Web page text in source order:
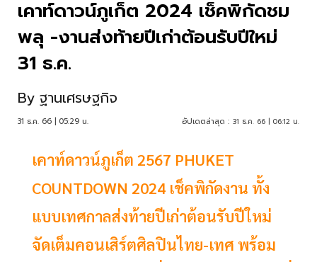
เคาท์ดาวน์ภูเก็ต 2024 เช็คพิกัดชม
พลุ -งานส่งท้ายปีเก่าต้อนรับปีใหม่
31 ธ.ค.
By ฐานเศรษฐกิจ
31 ธ.ค. 66 | 05:29 น. อัปเดตล่าสุด : 31 ธ.ค. 66 | 06:12 น.
เคาท์ดาวน์ภูเก็ต 2567 PHUKET
COUNTDOWN 2024 เช็คพิกัดงาน ทั้ง
แบบเทศกาลส่งท้ายปีเก่าต้อนรับปีใหม่
จัดเต็มคอนเสิร์ตศิลปินไทย-เทศ พร้อม